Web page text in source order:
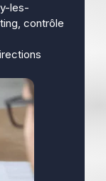
les-
contrôle